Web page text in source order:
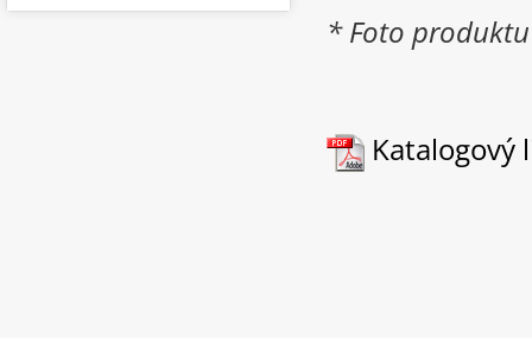
* Foto
Katalogový